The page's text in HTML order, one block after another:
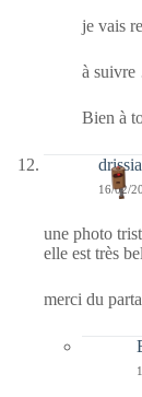
je vais
à
Bien à
drissia
16/02/
une photo
elle est très
merci du